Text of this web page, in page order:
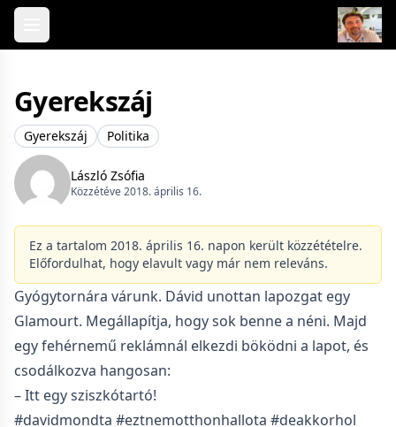
Skip to content
Gyerekszáj
Gyerekszáj Politika
László Zsófia
Közzétéve 2018. április 16.
Ez a tartalom 2018. április 16. napon került közzétételre.
Előfordulhat, hogy elavult vagy már nem releváns.
Gyógytornára várunk. Dávid unottan lapozgat egy
Glamourt. Megállapítja, hogy sok benne a néni. Majd
egy fehérnemű reklámnál elkezdi böködni a lapot, és
csodálkozva hangosan:
– Itt egy sziszkótartó!
#davidmondta #eztnemotthonhallota #deakkorhol